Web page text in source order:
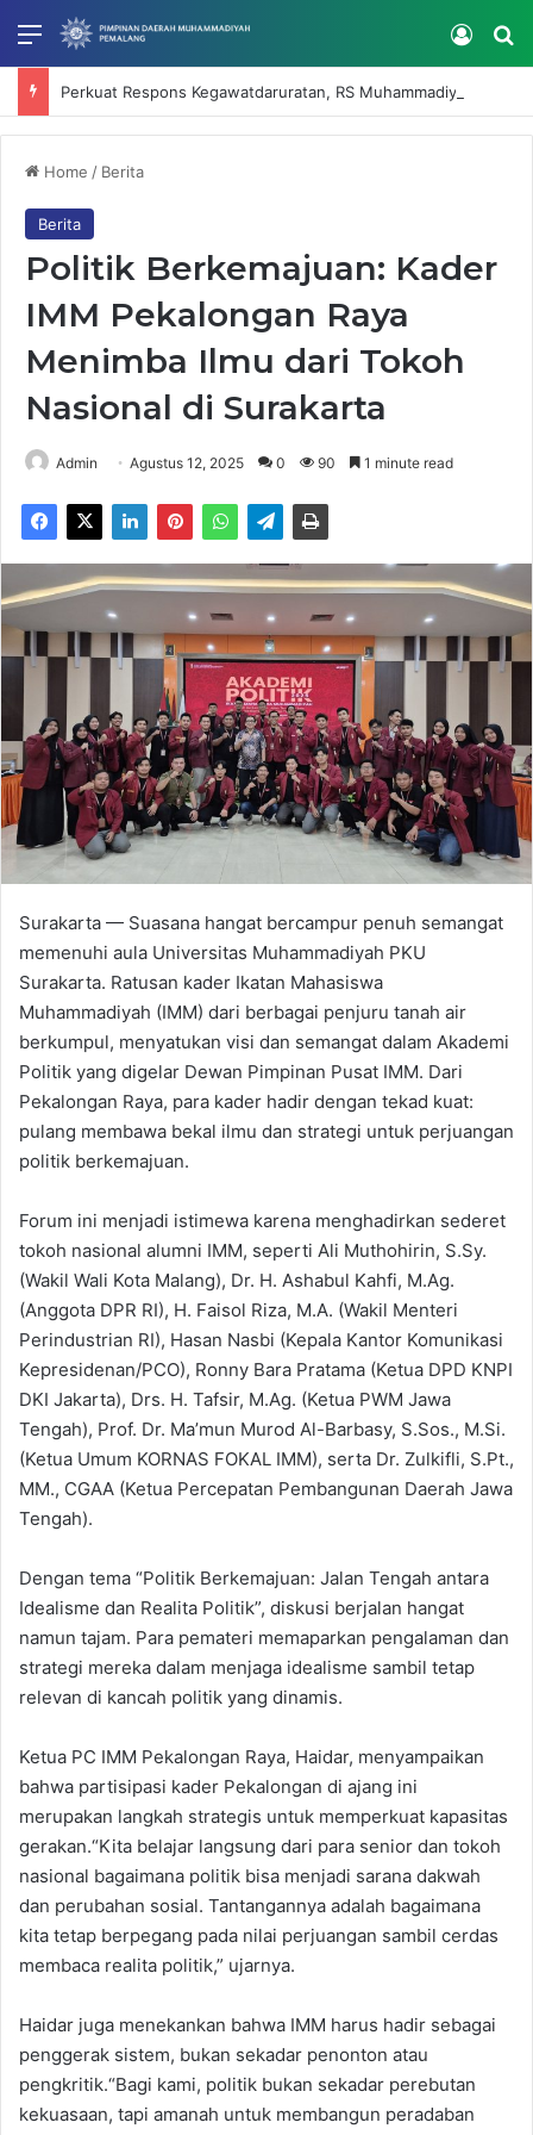
Menu Log In
Home / Berita
Berita
Politik Berkemajuan: Kader
IMM Pekalongan Raya
Menimba Ilmu dari Tokoh
Nasional di Surakarta
Admin Agustus 12, 2025 0 90 1 minute read
Surakarta — Suasana hangat bercampur penuh semangat
memenuhi aula Universitas Muhammadiyah PKU
Surakarta. Ratusan kader Ikatan Mahasiswa
Muhammadiyah (IMM) dari berbagai penjuru tanah air
berkumpul, menyatukan visi dan semangat dalam Akademi
Politik yang digelar Dewan Pimpinan Pusat IMM. Dari
Pekalongan Raya, para kader hadir dengan tekad kuat:
pulang membawa bekal ilmu dan strategi untuk perjuangan
politik berkemajuan.
Forum ini menjadi istimewa karena menghadirkan sederet
tokoh nasional alumni IMM, seperti Ali Muthohirin, S.Sy.
(Wakil Wali Kota Malang), Dr. H. Ashabul Kahfi, M.Ag.
(Anggota DPR RI), H. Faisol Riza, M.A. (Wakil Menteri
Perindustrian RI), Hasan Nasbi (Kepala Kantor Komunikasi
Kepresidenan/PCO), Ronny Bara Pratama (Ketua DPD KNPI
DKI Jakarta), Drs. H. Tafsir, M.Ag. (Ketua PWM Jawa
Tengah), Prof. Dr. Ma’mun Murod Al-Barbasy, S.Sos., M.Si.
(Ketua Umum KORNAS FOKAL IMM), serta Dr. Zulkifli, S.Pt.,
MM., CGAA (Ketua Percepatan Pembangunan Daerah Jawa
Tengah).
Dengan tema “Politik Berkemajuan: Jalan Tengah antara
Idealisme dan Realita Politik”, diskusi berjalan hangat
namun tajam. Para pemateri memaparkan pengalaman dan
strategi mereka dalam menjaga idealisme sambil tetap
relevan di kancah politik yang dinamis.
Ketua PC IMM Pekalongan Raya, Haidar, menyampaikan
bahwa partisipasi kader Pekalongan di ajang ini
merupakan langkah strategis untuk memperkuat kapasitas
gerakan.“Kita belajar langsung dari para senior dan tokoh
nasional bagaimana politik bisa menjadi sarana dakwah
dan perubahan sosial. Tantangannya adalah bagaimana
kita tetap berpegang pada nilai perjuangan sambil cerdas
membaca realita politik,” ujarnya.
Haidar juga menekankan bahwa IMM harus hadir sebagai
penggerak sistem, bukan sekadar penonton atau
pengkritik.“Bagi kami, politik bukan sekadar perebutan
kekuasaan, tapi amanah untuk membangun peradaban